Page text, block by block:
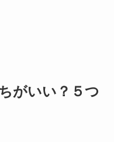
がいい？５つ